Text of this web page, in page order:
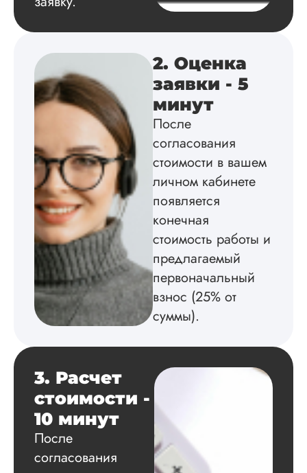
провел. Спасибо
содействие, буду и
дальше заказывать
Вид работы:
Диссертация
на совесть: тут и
структура, и
оформление.
самостоятельно
обосновал
грамотно
расчеты и подвел
по результатам
исследования.
2. Оценка
заявки - 5
минут
После
согласования
стоимости в вашем
личном кабинете
появляется
конечная
стоимость работы и
предлагаемый
первоначальный
взнос (25% от
суммы).
3. Расчет
стоимости -
10 минут
После
согласования